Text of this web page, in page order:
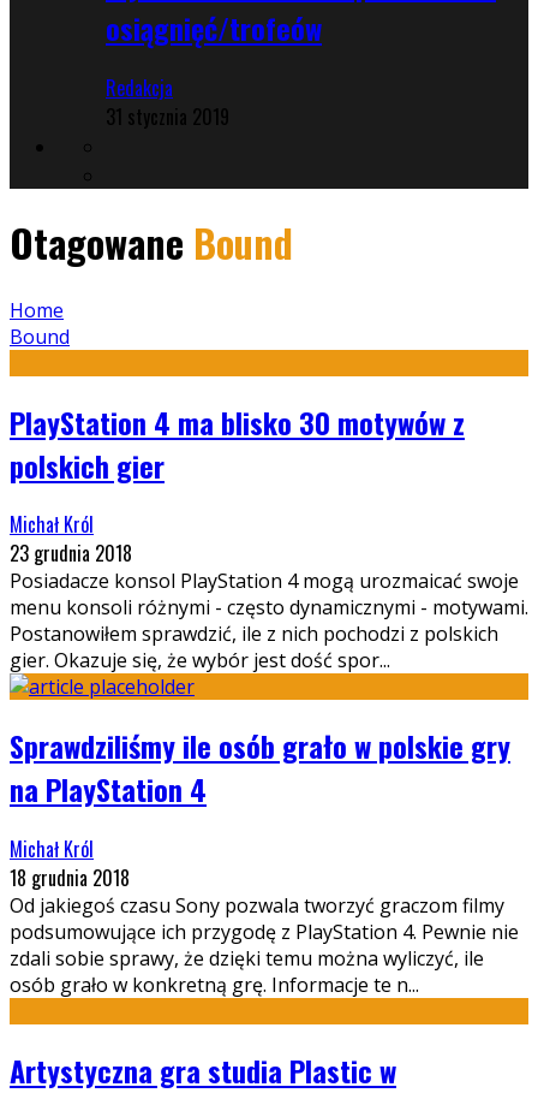
osiągnięć/trofeów
Redakcja
31 stycznia 2019
Otagowane Bound
Home
Bound
PlayStation 4 ma blisko 30 motywów z
polskich gier
Michał Król
23 grudnia 2018
Posiadacze konsol PlayStation 4 mogą urozmaicać swoje
menu konsoli różnymi - często dynamicznymi - motywami.
Postanowiłem sprawdzić, ile z nich pochodzi z polskich
gier. Okazuje się, że wybór jest dość spor...
Sprawdziliśmy ile osób grało w polskie gry
na PlayStation 4
Michał Król
18 grudnia 2018
Od jakiegoś czasu Sony pozwala tworzyć graczom filmy
podsumowujące ich przygodę z PlayStation 4. Pewnie nie
zdali sobie sprawy, że dzięki temu można wyliczyć, ile
osób grało w konkretną grę. Informacje te n...
Artystyczna gra studia Plastic w